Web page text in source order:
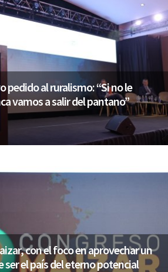
pedido al ruralismo: “Si no le
vamos a salir del pantano”
con el foco en aprovechar un
ser el país del eterno potencial